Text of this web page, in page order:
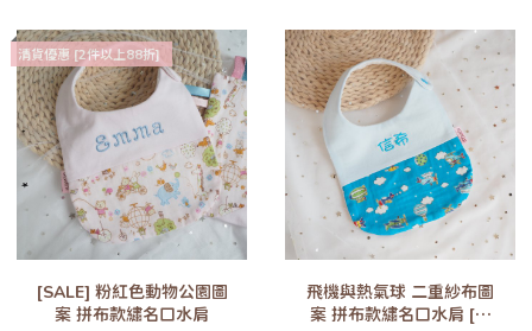
清貨優惠 [2件以上88折]
[SALE] 粉紅色動物公園圖
案 拼布款繡名口水肩
飛機與熱氣球 二重紗布圖
案 拼布款繡名口水肩 [三